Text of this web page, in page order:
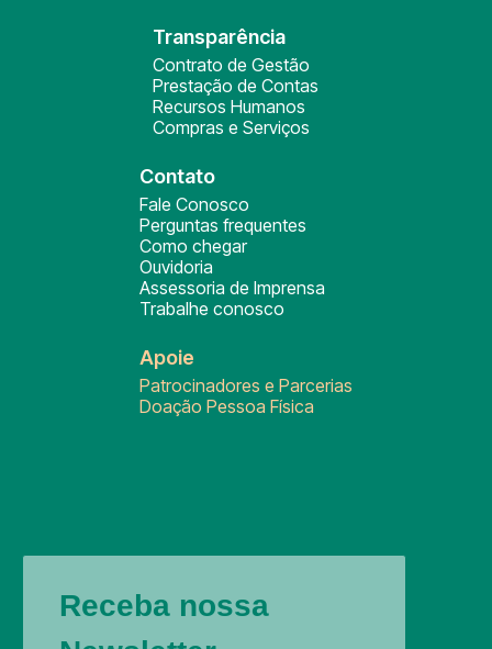
Transparência
Contrato de Gestão
Prestação de Contas
Recursos Humanos
Compras e Serviços
Contato
Fale Conosco
Perguntas frequentes
Como chegar
Ouvidoria
Assessoria de Imprensa
Trabalhe conosco
Apoie
Patrocinadores e Parcerias
Doação Pessoa Física